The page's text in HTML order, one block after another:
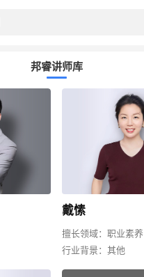
邦睿讲师库
戴愫
擅长领域：职业素养
行业背景：其他